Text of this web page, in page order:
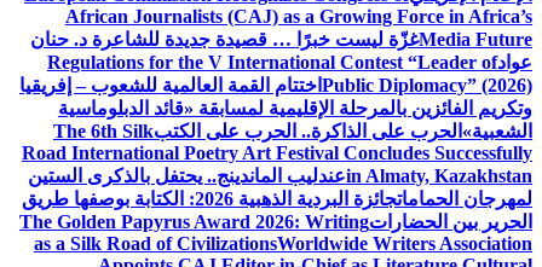
African Journalists (CAJ) as a Growing Force in Africa’s
Media Futureغزّة ليست خبرًا … قصيدة جديدة للشاعرة د. حنان
عوادRegulations for the V International Contest “Leader of
Public Diplomacy” (2026) اختتام القمة العالمية للشعوب – إفريقيا
وتكريم الفائزين بالمرحلة الإقليمية لمسابقة «قائد الدبلوماسية
الشعبية» الحرب على الذاكرة.. الحرب على الكتبThe 6th Silk
Road International Poetry Art Festival Concludes Successfully
in Almaty, Kazakhstanعندليب الماندينج.. يحتفل بالذكرى الستين
لمهرجان الحمامات
جائزة البردية الذهبية 2026: الكتابة بوصفها طريق
الحرير بين الحضاراتThe Golden Papyrus Award 2026: Writing
as a Silk Road of CivilizationsWorldwide Writers Association